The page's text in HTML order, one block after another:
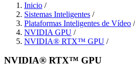
Inicio /
Sistemas Inteligentes /
Plataformas Inteligentes de Vídeo /
NVIDIA GPU /
NVIDIA® RTX™ GPU /
NVIDIA® RTX™ GPU